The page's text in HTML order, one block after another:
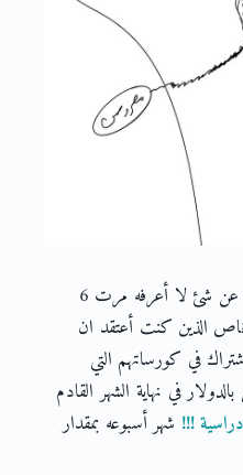
الإنبهار السريع باي شخص يتحدث عن شئ لا أعرفه مرت 6
الذين كنت أعتقد ان
في كورساتهم التي
في نهاية الشهر القادم
شهر أسبوعه بمقدار